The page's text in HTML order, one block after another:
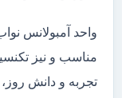
واحد آمبولانس
مناسب و نیز